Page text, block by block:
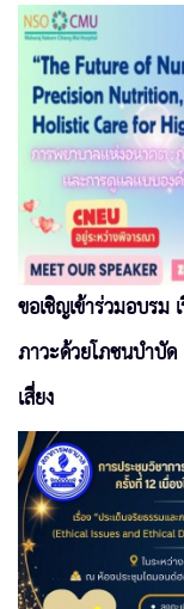
ขอเชิญเข้าร่วมอบรม
ภาวะด้วยโภชนบำบั
เสี่ยง